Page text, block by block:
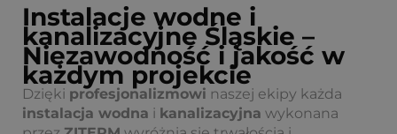
Instalacje wodne i
kanalizacyjne Śląskie –
Niezawodność i jakość w
każdym projekcie
Dzięki profesjonalizmowi naszej ekipy każda
instalacja wodna i kanalizacyjna wykonana